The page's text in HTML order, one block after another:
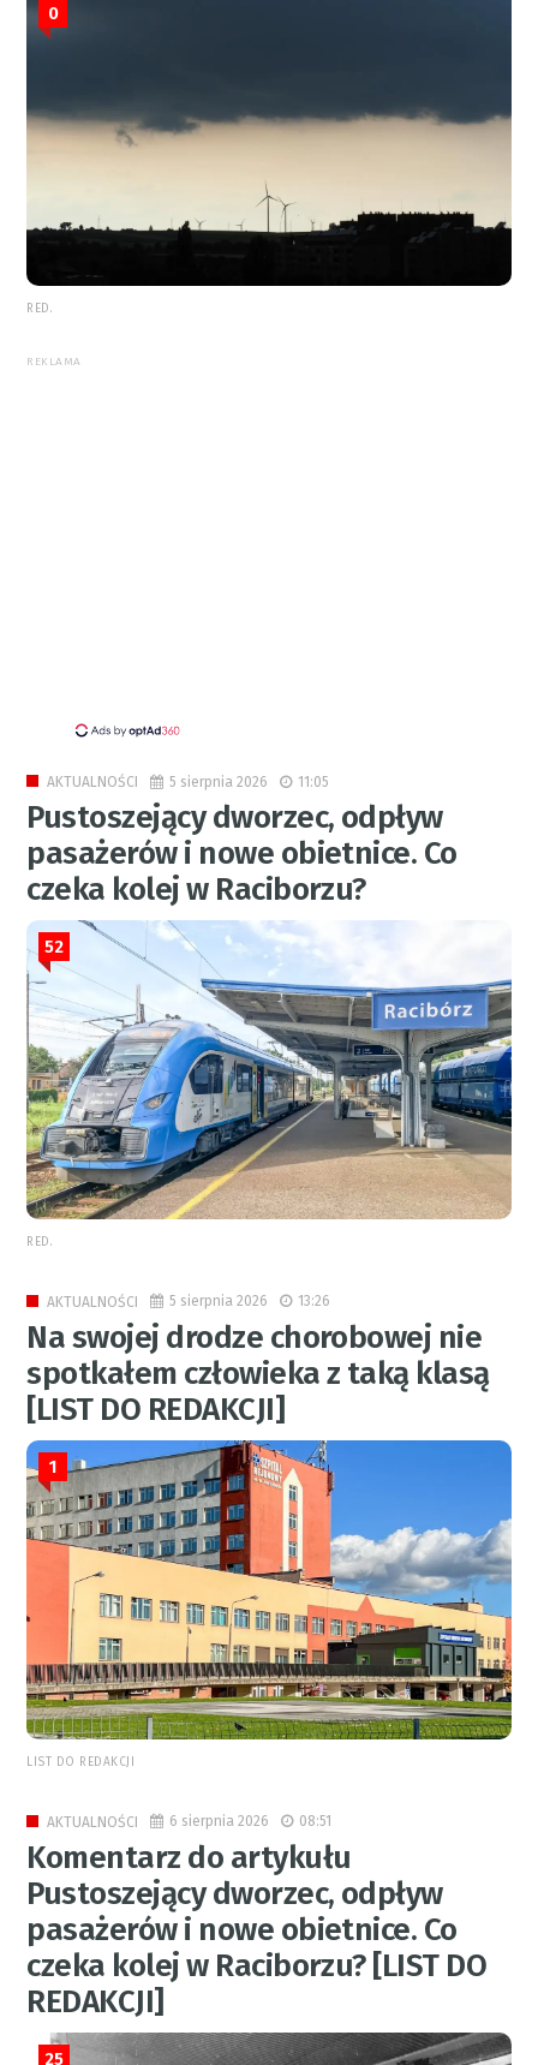
0
RED.
REKLAMA
AKTUALNOŚCI 5 sierpnia 2026 11:05
Pustoszejący dworzec, odpływ
pasażerów i nowe obietnice. Co
czeka kolej w Raciborzu?
52
RED.
AKTUALNOŚCI 5 sierpnia 2026 13:26
Na swojej drodze chorobowej nie
spotkałem człowieka z taką klasą
[LIST DO REDAKCJI]
1
LIST DO REDAKCJI
AKTUALNOŚCI 6 sierpnia 2026 08:51
Komentarz do artykułu
Pustoszejący dworzec, odpływ
pasażerów i nowe obietnice. Co
czeka kolej w Raciborzu? [LIST DO
REDAKCJI]
25